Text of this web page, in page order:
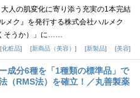
人の肌変化に寄り添う充実の1本完結
ク』を発行する株式会社ハルメク
そうか）」に……
化粧品 新商品（美容） 新製品 美容
成分6種を「1種類の標準品」で
（RMS法）を確立！／丸善製薬